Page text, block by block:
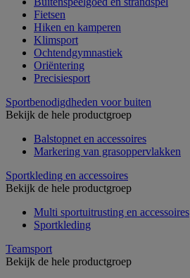
Fietsen
Hiken en kamperen
Klimsport
Ochtendgymnastiek
Oriëntering
Precisiesport
Sportbenodigdheden voor buiten
Bekijk de hele productgroep
Balstopnet en accessoires
Markering van grasoppervlakken
Sportkleding en accessoires
Bekijk de hele productgroep
Multi sportuitrusting en accessoires
Sportkleding
Teamsport
Bekijk de hele productgroep